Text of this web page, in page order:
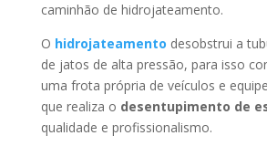
caminhão de hidrojateamento.
O hidrojateamento desobstrui a
de jatos de alta pressão, para isso
uma frota própria de veículos e
que realiza o desentupimento de
qualidade e profissionalismo.